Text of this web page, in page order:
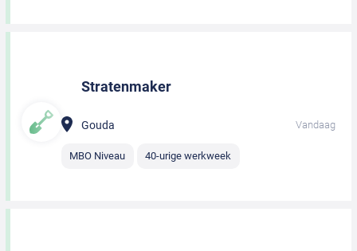
Stratenmaker
Gouda Vandaag
MBO Niveau 40-urige werkweek